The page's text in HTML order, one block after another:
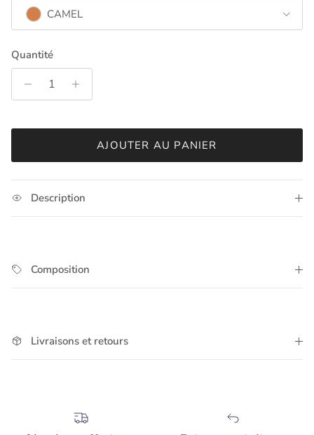
CAMEL
Quantité
AJOUTER AU PANIER
Description
Composition
Livraisons et retours